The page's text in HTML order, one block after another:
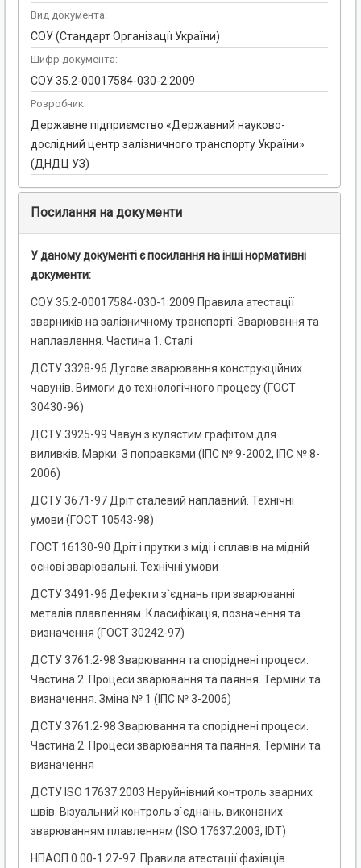
Вид документа:
СОУ (Стандарт Організації України)
Шифр документа:
СОУ 35.2-00017584-030-2:2009
Розробник:
Державне підприємство «Державний науково-
дослідний центр залізничного транспорту України»
(ДНДЦ УЗ)
Посилання на документи
У даному документі є посилання на інші нормативні
документи:
СОУ 35.2-00017584-030-1:2009 Правила атестації
зварників на залізничному транспорті. Зварювання та
наплавлення. Частина 1. Сталі
ДСТУ 3328-96 Дугове зварювання конструкційних
чавунів. Вимоги до технологічного процесу (ГОСТ
30430-96)
ДСТУ 3925-99 Чавун з кулястим графітом для
виливків. Марки. З поправками (ІПС № 9-2002, ІПС № 8-
2006)
ДСТУ 3671-97 Дріт сталевий наплавний. Технічні
умови (ГОСТ 10543-98)
ГОСТ 16130-90 Дріт і прутки з міді і сплавів на мідній
основі зварювальні. Технічні умови
ДСТУ 3491-96 Дефекти з`єднань при зварюванні
металів плавленням. Класифікація, позначення та
визначення (ГОСТ 30242-97)
ДСТУ 3761.2-98 Зварювання та споріднені процеси.
Частина 2. Процеси зварювання та паяння. Терміни та
визначення. Зміна № 1 (ІПС № 3-2006)
ДСТУ 3761.2-98 Зварювання та споріднені процеси.
Частина 2. Процеси зварювання та паяння. Терміни та
визначення
ДСТУ ISO 17637:2003 Неруйнівний контроль зварних
швів. Візуальний контроль з`єднань, виконаних
зварюванням плавленням (ISO 17637:2003, IDT)
НПАОП 0.00-1.27-97. Правила атестації фахівців